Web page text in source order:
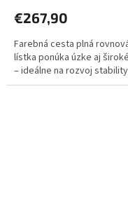
€267,90
Farebná cesta plná
lístka ponúka úzke aj
– ideálne na rozvoj